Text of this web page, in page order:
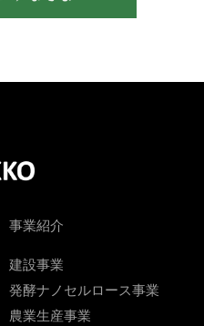
事業紹介
建設事業
発酵ナノセルロース事業
農業生産事業